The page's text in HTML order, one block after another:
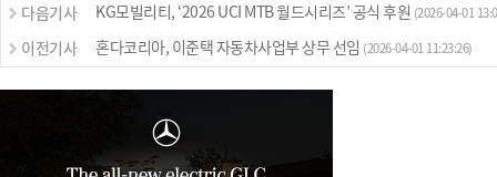
다음기사 KG모빌리티, ‘2026 UCI MTB 월드시리즈’ 공식 후원 (2026-04-01
이전기사 혼다코리아, 이준택 자동차사업부 상무 선임 (2026-04-01 11:23:26)